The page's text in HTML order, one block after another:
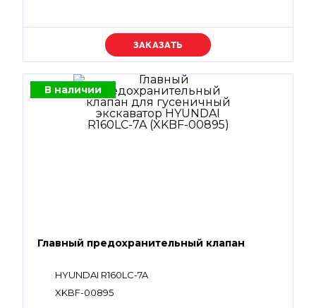
Уточняйте цену
В наличии
Главный предохранительный клапан
HYUNDAI R160LC-7A
XKBF-00895